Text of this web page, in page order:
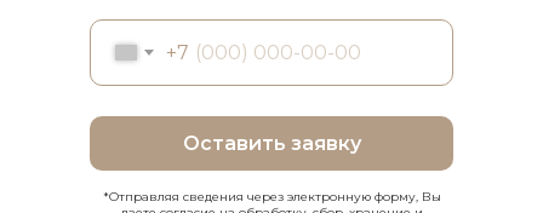
+7
Оставить заявку
*Отправляя сведения через электронную форму, Вы